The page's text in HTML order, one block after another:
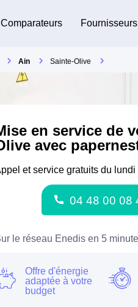
Comparateurs Fournisseurs
Ain Sainte-Olive